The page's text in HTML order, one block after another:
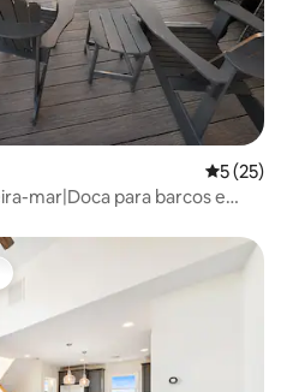
5 de uma
5 (25)
mar|Doca para barcos e
dos hóspedes